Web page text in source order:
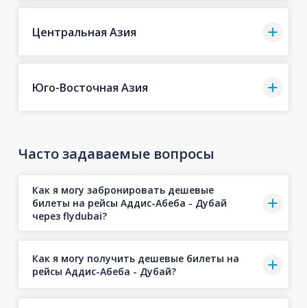
Центральная Азия
Юго-Восточная Азия
Часто задаваемые вопросы
Как я могу забронировать дешевые
билеты на рейсы Аддис-Абеба - Дубай
через flydubai?
Как я могу получить дешевые билеты на
рейсы Аддис-Абеба - Дубай?